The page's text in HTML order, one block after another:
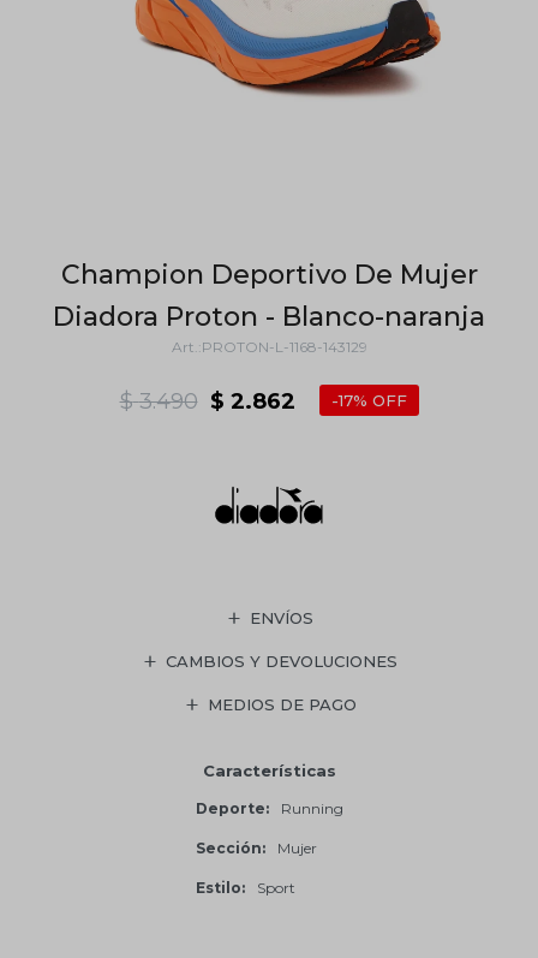
Champion Deportivo De Mujer
Diadora Proton - Blanco-naranja
PROTON-L-1168-143129
$ 2.862
$ 3.490 17
ENVÍOS
CAMBIOS Y DEVOLUCIONES
MEDIOS DE PAGO
Características
Deporte Running
Sección Mujer
Estilo Sport